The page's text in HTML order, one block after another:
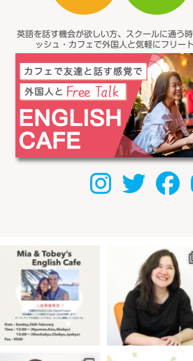
英語を話す機会が欲しい方、スクールに通う時
ッシュ・カフェで外国人と気軽にフリー